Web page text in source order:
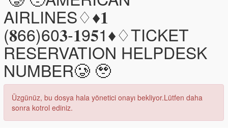
AIRLINES♢♦𝟏
(𝟖66)60𝟑-𝟏9𝟓1♦♢TICKET
RESERVATION HELPDESK
NUMBER🥲 🥹
Üzgünüz, bu dosya hala yönetici onayı bekliyor.Lütfen daha
sonra kotrol ediniz.